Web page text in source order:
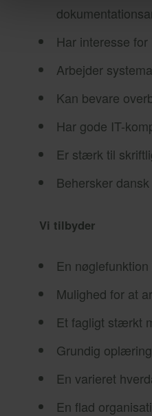
Har interesse
Arbejder
Kan bevare
Har gode IT-
Er stærk til
Behersker
Vi tilbyder
En
Mulighed for at
Et fagligt stærkt
Grundig
En varieret
En flad